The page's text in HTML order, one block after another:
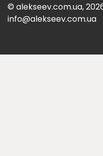
© alekseev.com.ua,
info@alekseev.com.ua